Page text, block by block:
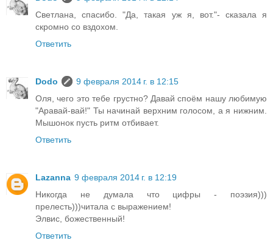
Светлана, спасибо. "Да, такая уж я, вот."- сказала я
скромно со вздохом.
Ответить
Dodo
9 февраля 2014 г. в 12:15
Оля, чего это тебе грустно? Давай споём нашу любимую
"Аравай-вай!" Ты начинай верхним голосом, а я нижним.
Мышонок пусть ритм отбивает.
Ответить
Lazanna 9 февраля 2014 г. в 12:19
Никогда не думала что цифры - поэзия)))
прелесть)))читала с выражением!
Элвис, божественный!
Ответить